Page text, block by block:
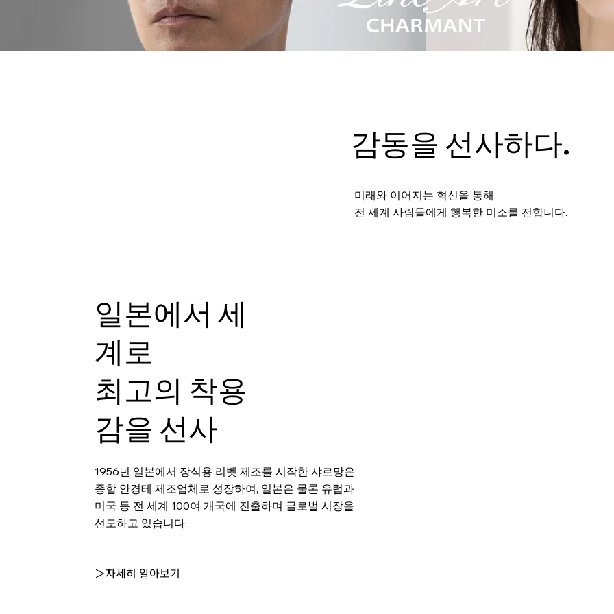
감동을 선사하다.
미래와 이어지는 혁신을 통해
전 세계 사람들에게 행복한 미소를 전합니다.
일본에서 세
계로
최고의 착용
감을 선사
1956년 일본에서 장식용 리벳 제조를 시작한 샤르망은
종합 안경테 제조업체로 성장하여, 일본은 물론 유럽과
미국 등 전 세계 100여 개국에 진출하며 글로벌 시장을
선도하고 있습니다.
＞자세히 알아보기